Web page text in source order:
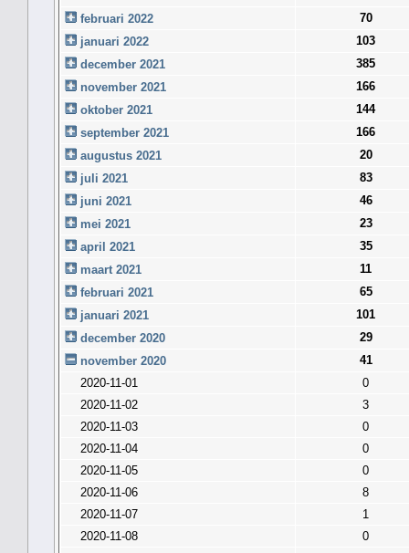
februari 2022
70
januari 2022
103
december 2021
385
november 2021
166
oktober 2021
144
september 2021
166
augustus 2021
20
juli 2021
83
juni 2021
46
mei 2021
23
april 2021
35
maart 2021
11
februari 2021
65
januari 2021
101
december 2020
29
november 2020
41
2020-11-01
0
2020-11-02
3
2020-11-03
0
2020-11-04
0
2020-11-05
0
2020-11-06
8
2020-11-07
1
2020-11-08
0